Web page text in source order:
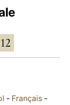
ESPAÑOL
POLSKI
LATINE
12
- Français-